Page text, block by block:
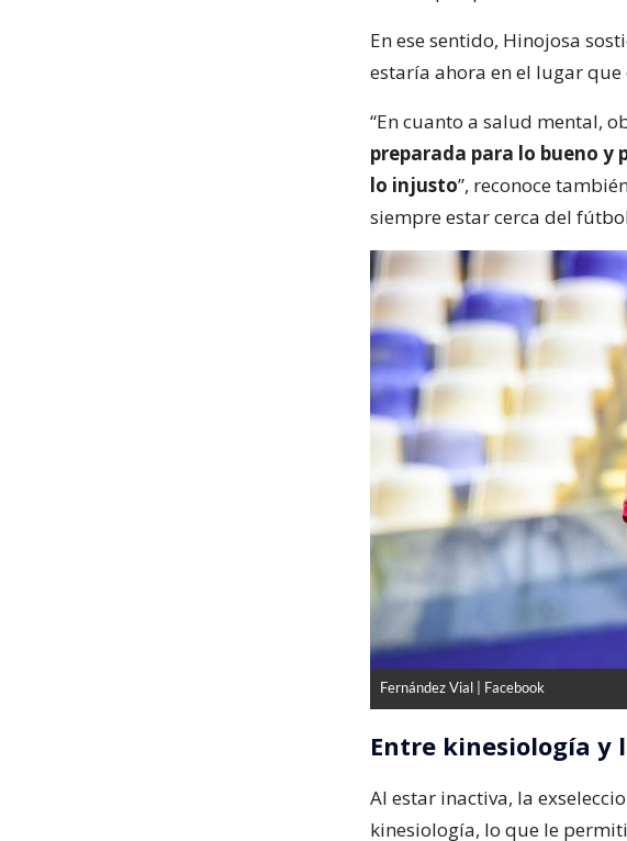
En ese sentido, Hinojosa
estaría ahora en el lugar que
“En cuanto a salud mental,
preparada para lo bueno y
lo injusto”, reconoce
siempre estar cerca del
Fernández Vial | Facebook
Entre kinesiología y
Al estar inactiva, la
kinesiología, lo que le